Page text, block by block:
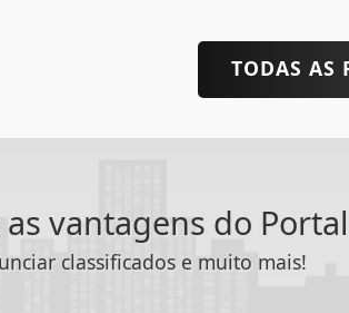
TODAS AS
vantagens do Portal
classificados e muito mais!